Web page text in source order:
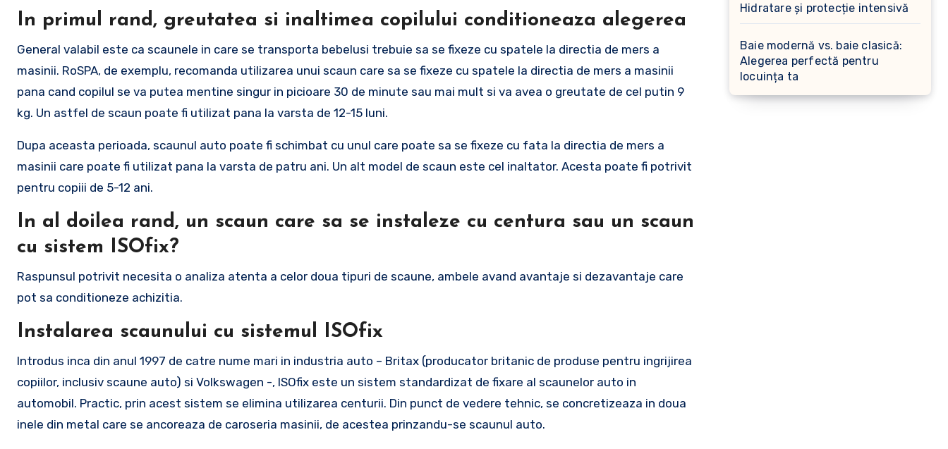
In primul rand, greutatea si inaltimea copilului conditioneaza alegerea
General valabil este ca scaunele in care se transporta bebelusi trebuie sa se fixeze cu spatele la directia de mers a
masinii. RoSPA, de exemplu, recomanda utilizarea unui scaun care sa se fixeze cu spatele la directia de mers a masinii
pana cand copilul se va putea mentine singur in picioare 30 de minute sau mai mult si va avea o greutate de cel putin 9
kg. Un astfel de scaun poate fi utilizat pana la varsta de 12-15 luni.
Dupa aceasta perioada, scaunul auto poate fi schimbat cu unul care poate sa se fixeze cu fata la directia de mers a
masinii care poate fi utilizat pana la varsta de patru ani. Un alt model de scaun este cel inaltator. Acesta poate fi potrivit
pentru copiii de 5-12 ani.
In al doilea rand, un scaun care sa se instaleze cu centura sau un scaun
cu sistem ISOfix?
Raspunsul potrivit necesita o analiza atenta a celor doua tipuri de scaune, ambele avand avantaje si dezavantaje care
pot sa conditioneze achizitia.
Instalarea scaunului cu sistemul ISOfix
Introdus inca din anul 1997 de catre nume mari in industria auto – Britax (producator britanic de produse pentru ingrijirea
copiilor, inclusiv scaune auto) si Volkswagen -, ISOfix este un sistem standardizat de fixare al scaunelor auto in
automobil. Practic, prin acest sistem se elimina utilizarea centurii. Din punct de vedere tehnic, se concretizeaza in doua
inele din metal care se ancoreaza de caroseria masinii, de acestea prinzandu-se scaunul auto.
Hidratare și protecție intensivă
Baie modernă vs. baie clasică:
Alegerea perfectă pentru
locuința ta